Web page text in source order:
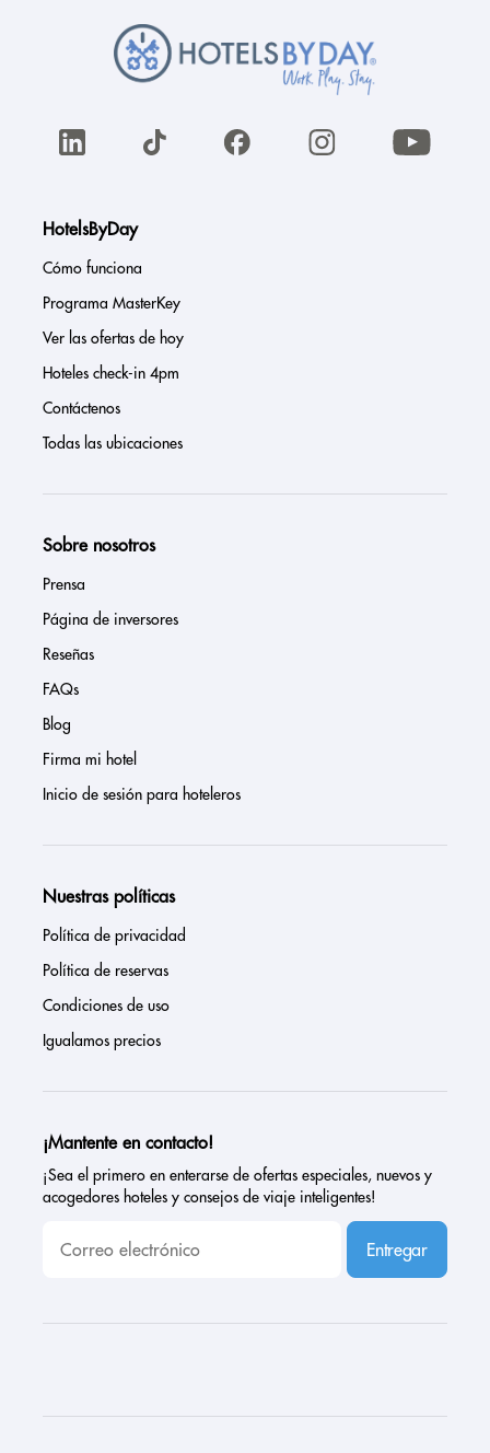
HotelsByDay
Cómo funciona
Programa MasterKey
Ver las ofertas de hoy
Hoteles check-in 4pm
Contáctenos
Todas las ubicaciones
Sobre nosotros
Prensa
Página de inversores
Reseñas
FAQs
Blog
Firma mi hotel
Inicio de sesión para hoteleros
Nuestras políticas
Política de privacidad
Política de reservas
Condiciones de uso
Igualamos precios
¡Mantente en contacto!
¡Sea el primero en enterarse de ofertas especiales, nuevos y
acogedores hoteles y consejos de viaje inteligentes!
Entregar